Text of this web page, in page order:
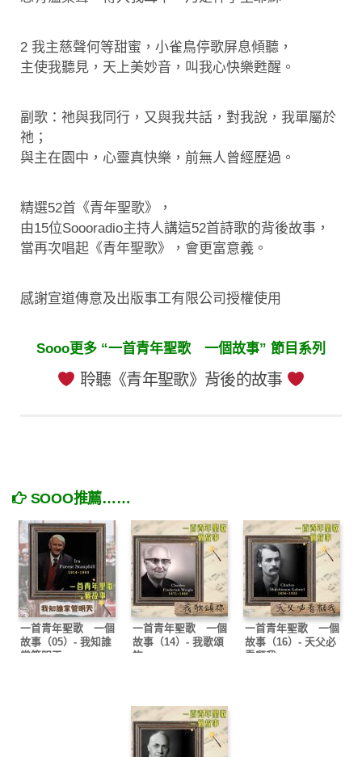
2 我主慈聲何等甜蜜，小雀鳥停歌屏息傾聽，
主使我聽見，天上美妙音，叫我心快樂甦醒。
副歌：祂與我同行，又與我共話，對我說，我單屬於
祂；
與主在園中，心靈真快樂，前無人曾經歷過。
精選52首《青年聖歌》，
由15位Soooradio主持人講這52首詩歌的背後故事，
當再次唱起《青年聖歌》，會更富意義。
感謝宣道傳意及出版事工有限公司授權使用
Sooo更多 “一首青年聖歌 一個故事” 節目系列
聆聽《青年聖歌》背後的故事
SOOO推薦……
一首青年聖歌 一個
故事（05）- 我知誰
掌管明天
一首青年聖歌 一個
故事（14）- 我歌頌
祢
一首青年聖歌 一個
故事（16）- 天父必
看顧我